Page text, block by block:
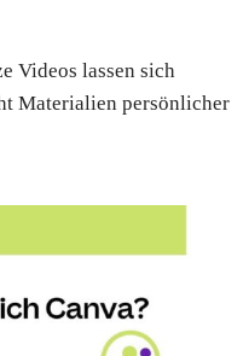
Videos lassen sich
Materialien persönlicher